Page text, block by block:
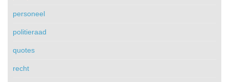
personeel
politieraad
quotes
recht